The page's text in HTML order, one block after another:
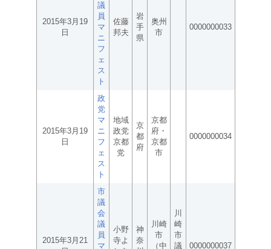
2015年3月19
日
議
員
マ
ニ
フ
ェ
ス
ト
佐藤
邦夫
岩
手
県
奥州
市
0000000033
2015年3月19
日
政
党
マ
ニ
フ
ェ
ス
ト
地域
政党
京都
党
京
都
府
京都
府・
京都
市
0000000034
2015年3月21
市
議
会
議
員
マ
小野
寺よ
神
奈
川崎
市
（中
川
崎
市
議
0000000037